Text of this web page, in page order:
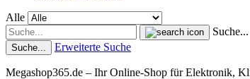
Alle
Suche...
Suche... Erweiterte Suche
Megashop365.de – Ihr Online-Shop für Elektronik,